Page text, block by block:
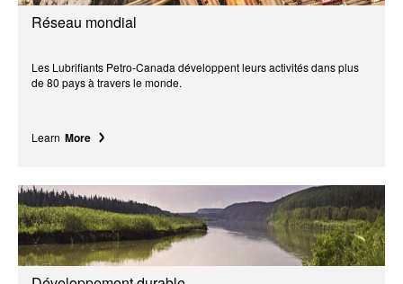
Réseau mondial
Les Lubrifiants Petro-Canada développent leurs activités dans plus
de 80 pays à travers le monde.
Learn More